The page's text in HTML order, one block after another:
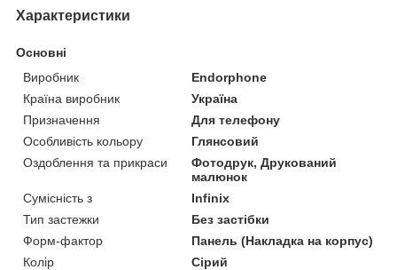
Характеристики
Основні
Виробник
Endorphone
Країна виробник
Україна
Призначення
Для телефону
Особливість кольору
Глянсовий
Оздоблення та прикраси
Фотодрук, Друкований
малюнок
Сумісність з
Infinix
Тип застежки
Без застібки
Форм-фактор
Панель (Накладка на корпус)
Колір
Сірий